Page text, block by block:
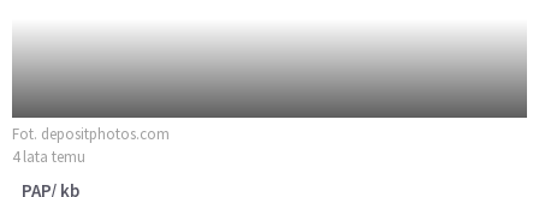
Fot. depositphotos.com
4 lata temu
PAP/ kb